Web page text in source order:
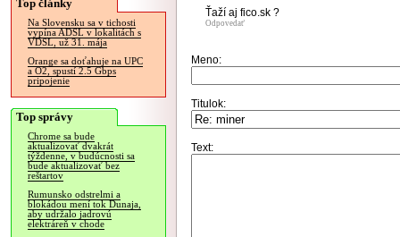
Top články
Na Slovensku sa v tichosti
vypína ADSL v lokalitách s
VDSL, už 31. mája
Orange sa doťahuje na UPC
a O2, spustí 2.5 Gbps
pripojenie
Top správy
Chrome sa bude
aktualizovať dvakrát
týždenne, v budúcnosti sa
bude aktualizovať bez
reštartov
Rumunsko odstrelmi a
blokádou mení tok Dunaja,
aby udržalo jadrovú
elektráreň v chode
Ťaží aj fico.sk ?
Odpovedať
Meno:
Titulok:
Text: